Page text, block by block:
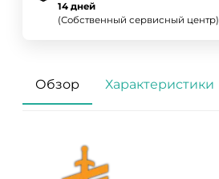
14 дней
(Собственный сервисный центр)
Обзор Характеристики